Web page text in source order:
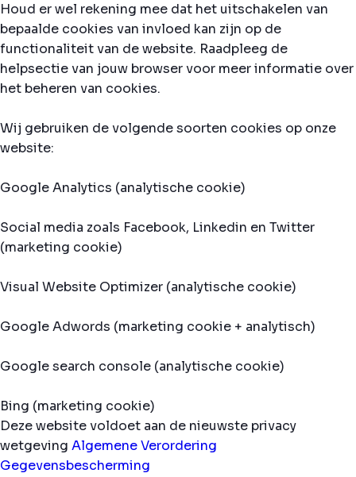
Houd er wel rekening mee dat het uitschakelen van
bepaalde cookies van invloed kan zijn op de
functionaliteit van de website. Raadpleeg de
helpsectie van jouw browser voor meer informatie over
het beheren van cookies.
Wij gebruiken de volgende soorten cookies op onze
website:
Google Analytics (analytische cookie)
Social media zoals Facebook, Linkedin en Twitter
(marketing cookie)
Visual Website Optimizer (analytische cookie)
Google Adwords (marketing cookie + analytisch)
Google search console (analytische cookie)
Bing (marketing cookie)
Deze website voldoet aan de nieuwste privacy
wetgeving Algemene Verordering
Gegevensbescherming